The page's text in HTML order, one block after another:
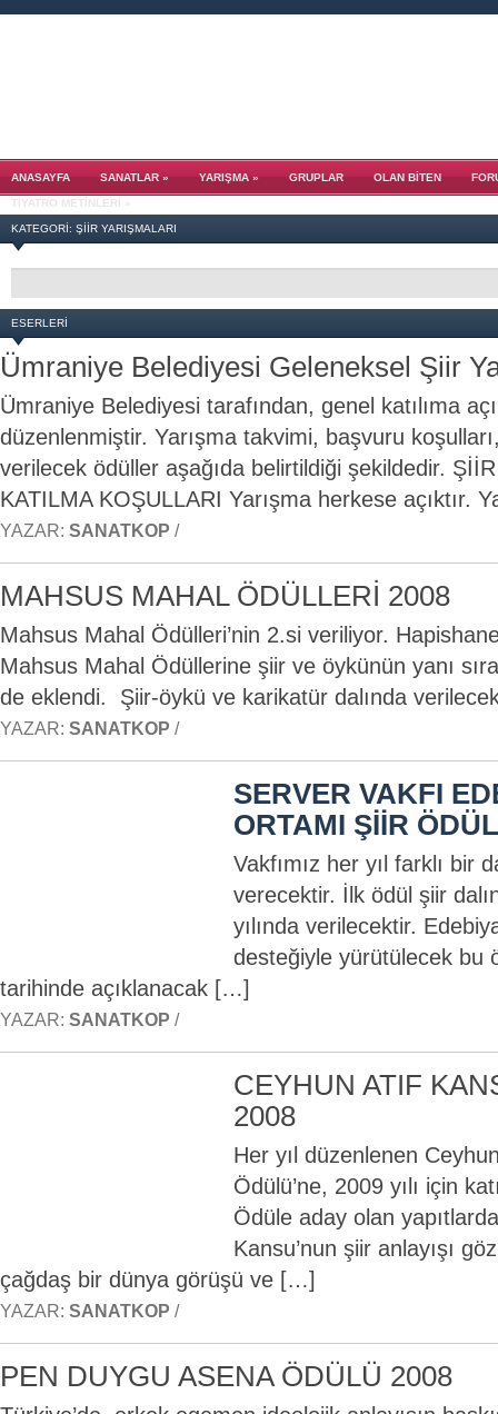
ANASAYFA SANATLAR» YARIŞMA» GRUPLAR OLAN BITEN
TIYATRO METINLERI »
KATEGORI: ŞIIR YARIŞMALARI
ESERLERI
Ümraniye Belediyesi Geleneksel Şiir
Ümraniye Belediyesi tarafından, genel katılıma
düzenlenmiştir. Yarışma takvimi, başvuru
verilecek ödüller aşağıda belirtildiği şekildedir.
KATILMA KOŞULLARI Yarışma herkese açıktır.
YAZAR: SANATKOP /
MAHSUS MAHAL ÖDÜLLERİ 2008
Mahsus Mahal Ödülleri’nin 2.si veriliyor.
Mahsus Mahal Ödüllerine şiir ve öykünün yanı
de eklendi. Şiir-öykü ve karikatür dalında
YAZAR: SANATKOP /
SERVER VAKFI
ORTAMI ŞİİR
Vakfımız her yıl farklı bir
verecektir. İlk ödül şiir
yılında verilecektir.
desteğiyle yürütülecek bu
tarihinde açıklanacak […]
YAZAR: SANATKOP /
CEYHUN ATIF
2008
Her yıl düzenlenen
Ödülü’ne, 2009 yılı için
Ödüle aday olan
Kansu’nun şiir anlayışı
çağdaş bir dünya görüşü ve […]
YAZAR: SANATKOP /
PEN DUYGU ASENA ÖDÜLÜ 2008